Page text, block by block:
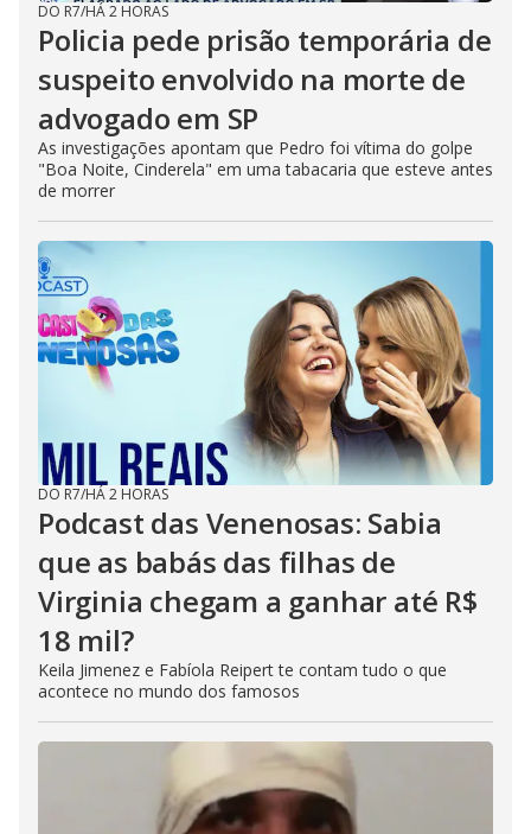
DO R7/HÁ 2 HORAS
Policia pede prisão temporária de
suspeito envolvido na morte de
advogado em SP
As investigações apontam que Pedro foi vítima do golpe
"Boa Noite, Cinderela" em uma tabacaria que esteve antes
de morrer
DO R7/HÁ 2 HORAS
Podcast das Venenosas: Sabia
que as babás das filhas de
Virginia chegam a ganhar até R$
18 mil?
Keila Jimenez e Fabíola Reipert te contam tudo o que
acontece no mundo dos famosos